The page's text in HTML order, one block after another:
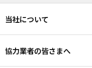
当社について
協力業者の皆さまへ